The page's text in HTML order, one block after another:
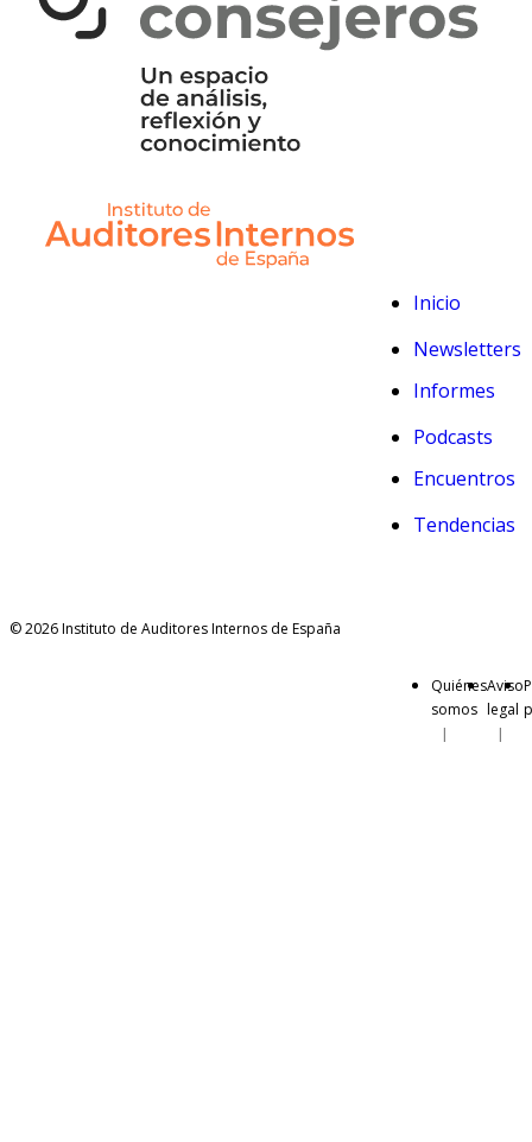
Inicio
Newsletters
Informes
Podcasts
Encuentros
Tendencias
© 2026 Instituto de Auditores Internos de España
Quiénes
somos
Aviso
legal